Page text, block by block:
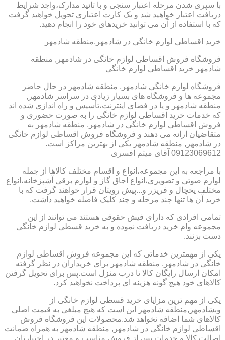
با سپری شدن مرحله اعتبار سنجی و با تائید مدارک،واجد شرایط
دریافت اعتبار خواهید شد و یک کارت اعتباری تحویل خواهید گرفت
که با استفاده از آن می توانید خریدهای خود را انجام دهید.
خرید اقساطی لوازم خانگی در شادمهر,منطقه شادمهر
فروشگاه فروش اقساطی لوازم خانگی در شادمهر, منطقه
شادمهر خرید اقساطی لوازم خانگی
فروشگاه لوازم خانگی شادمهر, منطقه شادمهر در حال حاضر
مجموعه ها و فروشگاه های بسیار زیادی در سراسر شادمهر,
منطقه شادمهر و یا در فضای اینترنت،تأسیس و راه اندازی شده اند
که خدمات خرید اقساطی لوازم خانگی را به صورت حضوری و
فروش اقساطی لوازم خانگی در شادمهر, منطقه شادمهر به
متقاضیان ارائه می دهند و فروشگاه فروش اقساطی لوازم خانگی
در شادمهر, منطقه شادمهر یکی از بهترین مراکز است.
09123069612 آقای میثم افسری
با مراجعه به این مجموعه،انواع و اقسام مختلف کالاها از جمله
لوازم صوتی و تصویری،انواع اجاق گاز و لوازم برقی آشپزخانه،انواع
مختلف یخچال و فریزر و...پیش رویتان قرار خواهند گرفت که با
خرید آن ها تنها چند مرحله و چند کلیک فاصله خواهید داشت.
تمامی افرادی که دارای فیش حقوقی هستند می توانند از این
مجموعه وام خرید دریافت نموده و به خرید قسطی لوازم خانگی
دست بزنند.
یکی از مهمترین خدماتی که این مجموعه فروش اقساطی لوازم
خانگی در شادمهر, منطقه شادمهر برای خریداران در نظر گرفته
امکان ارسال رایگان کالا تا درب منزل است.پس برای تحویل گرفتن
کالاهای خود هیچ گونه هزینه ای پرداخت نخواهید کرد.
یکی از مهم ترین مزایای خرید قسطی لوازم خانگی از
وبشادمهر,منطقه شادمهر این است که هیچ مبلغی به قیمت اصلی
کالاهای شما اضافه نخواهد شد.محصولات این فروشگاه فروش
اقساطی لوازم خانگی در شادمهر, منطقه شادمهر به همراه ضمانت